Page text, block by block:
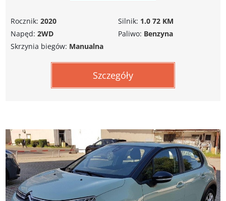
Rocznik: 2020
Napęd: 2WD
Silnik: 1.0 72 KM
Paliwo: Benzyna
Skrzynia biegów: Manualna
Szczegóły